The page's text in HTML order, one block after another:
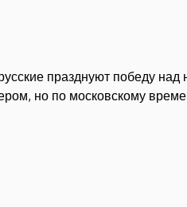
празднуют победу
но по московскому